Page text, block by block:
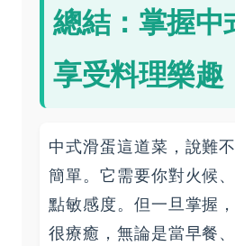
總結：掌握中
享受料理樂趣
中式滑蛋這道菜，說難
簡單。它需要你對火候
點敏感度。但一旦掌握
很療癒，無論是當早餐